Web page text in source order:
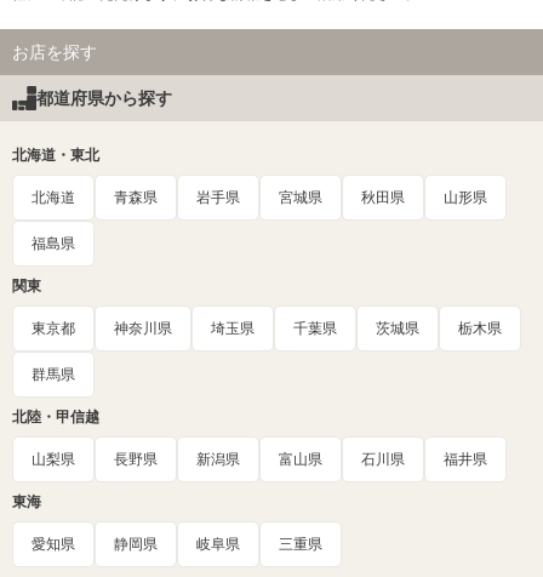
お店を探す
都道府県から探す
北海道・東北
北海道 青森県 岩手県 宮城県 秋田県 山形県
福島県
関東
東京都 神奈川県 埼玉県 千葉県 茨城県 栃木県
群馬県
北陸・甲信越
山梨県 長野県 新潟県 富山県 石川県 福井県
東海
愛知県 静岡県 岐阜県 三重県